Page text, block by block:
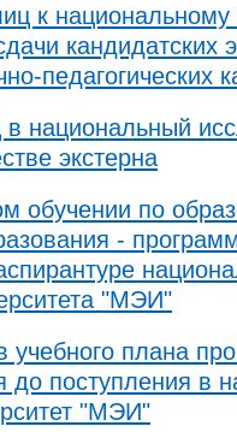
к национальному
кандидатских
педагогических
национальный
экстерна
обучении по
-
"МЭИ"
учебного плана
поступления в
"МЭИ"​